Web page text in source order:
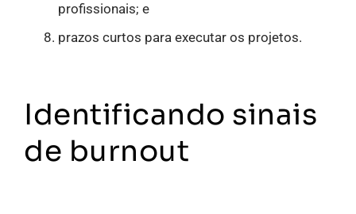
profissionais; e
prazos curtos para executar os projetos.
Identificando sinais
de burnout